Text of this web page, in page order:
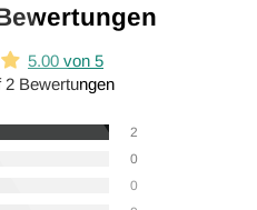
5.00 von 5
2 Bewertungen
2
0
0